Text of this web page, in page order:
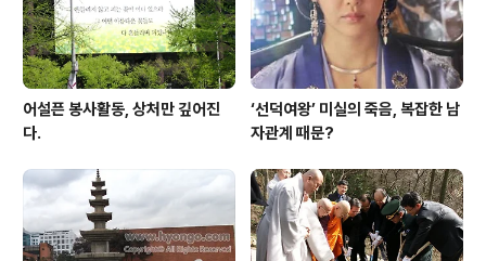
어설픈 봉사활동, 상처만 깊어진
다.
‘선덕여왕’ 미실의 죽음, 복잡한 남
자관계 때문?